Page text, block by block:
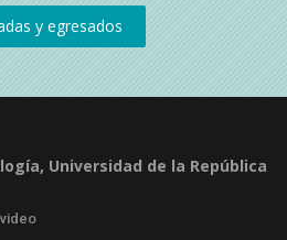
Universidad de la República